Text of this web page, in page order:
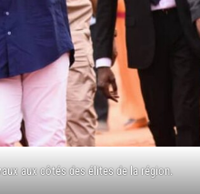
aux côtés des élites de la région.